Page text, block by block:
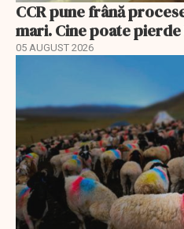
CCR pune frână
mari. Cine poate
05 AUGUST 2026